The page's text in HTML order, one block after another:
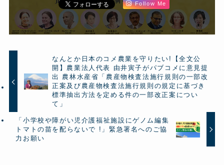
Follow Me
なんとか日本のコメ農業を守りたい!【全文公
開】農業法人代表 由井寅子がパブコメに意見提
出 農林水産省「農産物検査法施行規則の一部改
正案及び農産物検査法施行規則の規定に基づき
標準抽出方法を定める件の一部改正案につい
て」
「小学校や障がい児介護福祉施設にゲノム編集
トマトの苗を配らないで !」緊急署名へのご協
力お願い